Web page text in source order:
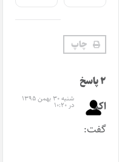
چاپ
۲ پاسخ
اکبر
گفت:
شنبه ۳۰ بهمن ۱۳۹۵
در ۱۰:۲۰